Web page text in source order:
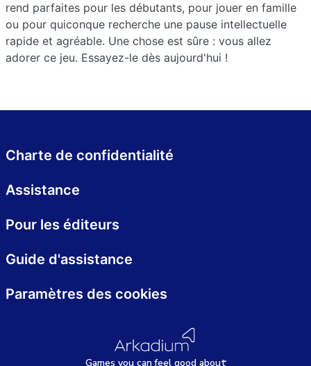
rend parfaites pour les débutants, pour jouer en famille
ou pour quiconque recherche une pause intellectuelle
rapide et agréable. Une chose est sûre : vous allez
adorer ce jeu. Essayez-le dès aujourd'hui !
Charte de confidentialité
Assistance
Pour les éditeurs
Guide d'assistance
Paramètres des cookies